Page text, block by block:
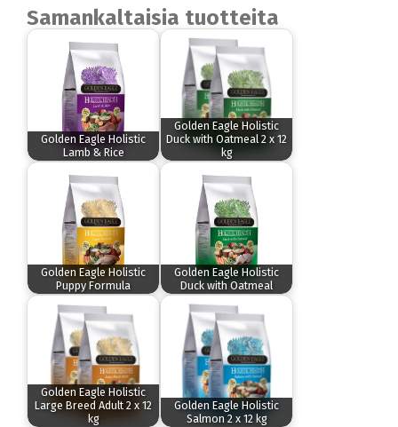
Samankaltaisia tuotteita
Golden Eagle Holistic
Lamb & Rice
Golden Eagle Holistic
Duck with Oatmeal 2 x 12
kg
Golden Eagle Holistic
Puppy Formula
Golden Eagle Holistic
Duck with Oatmeal
Golden Eagle Holistic
Large Breed Adult 2 x 12
kg
Golden Eagle Holistic
Salmon 2 x 12 kg